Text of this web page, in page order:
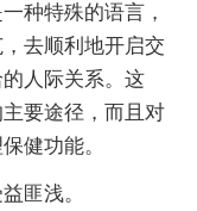
种特殊的语言，
去顺利地开启交
人际关系。这
要途径，而且对
健功能。
匪浅。